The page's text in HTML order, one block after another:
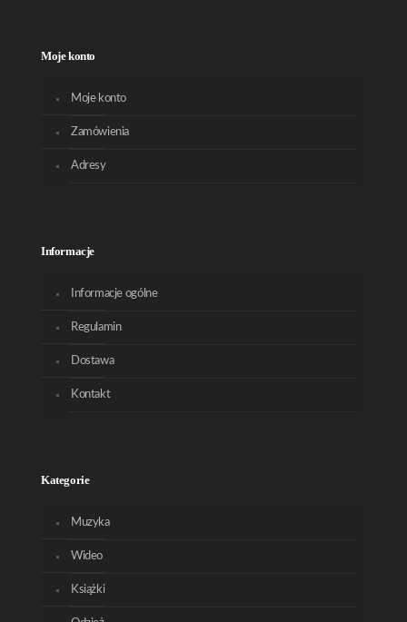
Moje konto
Moje konto
Zamówienia
Adresy
Informacje
Informacje ogólne
Regulamin
Dostawa
Kontakt
Kategorie
Muzyka
Wideo
Książki